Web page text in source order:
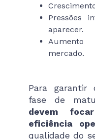
Pressões
aparecer.
mercado.
Para garantir
fase de
devem
eficiência
qualidade do